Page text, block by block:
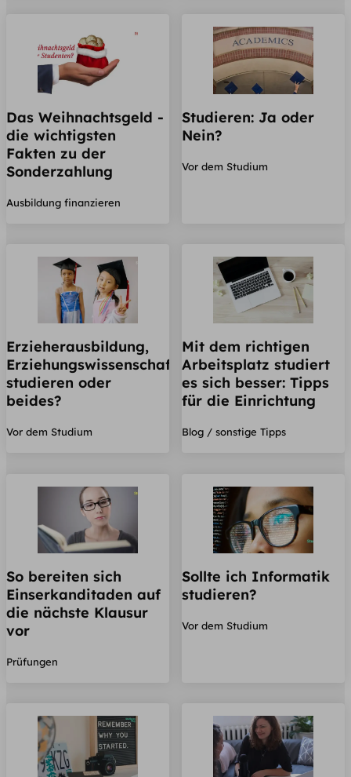
Das Weihnachtsgeld -
die wichtigsten
Fakten zu der
Sonderzahlung
Ausbildung finanzieren
Studieren: Ja oder
Nein?
Vor dem Studium
Erzieherausbildung,
Erziehungswissenschaften
studieren oder
beides?
Vor dem Studium
Mit dem richtigen
Arbeitsplatz studiert
es sich besser: Tipps
für die Einrichtung
Blog / sonstige Tipps
So bereiten sich
Einserkanditaden auf
die nächste Klausur
vor
Prüfungen
Sollte ich Informatik
studieren?
Vor dem Studium